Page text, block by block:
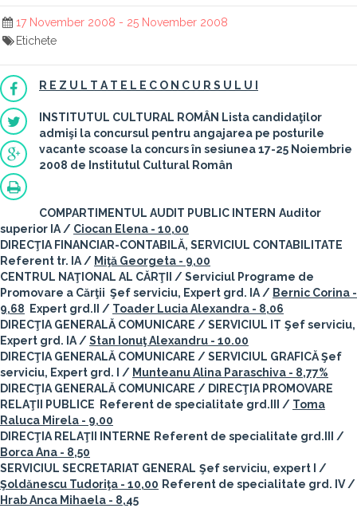
17 November 2008 - 25 November 2008
Etichete
R E Z U L T A T E L E C O N C U R S U L U I
INSTITUTUL CULTURAL ROMÂN Lista candidaţilor
admişi la concursul pentru angajarea pe posturile
vacante scoase la concurs în sesiunea 17-25 Noiembrie
2008 de Institutul Cultural Român
COMPARTIMENTUL AUDIT PUBLIC INTERN Auditor
superior IA / Ciocan Elena - 10,00
DIRECŢIA FINANCIAR-CONTABILĂ, SERVICIUL CONTABILITATE
Referent tr. IA / Miţă Georgeta - 9,00
CENTRUL NAŢIONAL AL CĂRŢII / Serviciul Programe de
Promovare a Cărţii Şef serviciu, Expert grd. IA / Bernic Corina -
9,68
Expert grd.II / Toader Lucia Alexandra - 8,06
DIRECŢIA GENERALĂ COMUNICARE / SERVICIUL IT Şef serviciu,
Expert grd. IA /Stan Ionuţ Alexandru - 10.00
DIRECŢIA GENERALĂ COMUNICARE / SERVICIUL GRAFICĂŞef
serviciu, Expert grd. I / Munteanu Alina Paraschiva - 8,77%
DIRECŢIA GENERALĂ COMUNICARE / DIRECŢIA PROMOVARE
RELAŢII PUBLICE
Referent de specialitate grd.III / Toma
Raluca Mirela - 9,00
DIRECŢIA RELAŢII INTERNE Referent de specialitate grd.III /
Borca Ana - 8,50
SERVICIUL SECRETARIAT GENERAL Şef serviciu, expert I /
Şoldănescu Tudoriţa - 10,00 Referent de specialitate grd. IV /
Hrab Anca Mihaela - 8,45